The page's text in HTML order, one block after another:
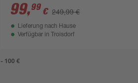
99,99 € 249,99 €
Lieferung nach Hause
Verfügbar in
Troisdorf
- 100 €